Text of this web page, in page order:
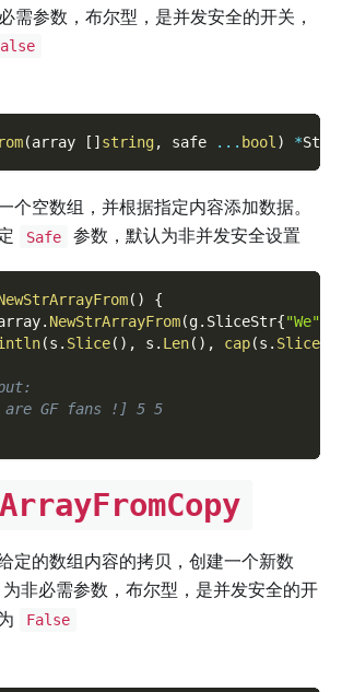
需参数，布尔型，是并发安全的开关，
(array [ ] string, safe ... bool) *
个空数组，并根据指定内容添加数据。
Safe 参数，默认为非并发安全设置
( )
{
. NewStrArrayFrom(g. SliceStr{"We"
(s . Slice( ) , s . Len( ) , cap(s . Slice
are GF fans !] 5 5
定的数组内容的拷贝，创建一个新数
为非必需参数，布尔型，是并发安全的开
False